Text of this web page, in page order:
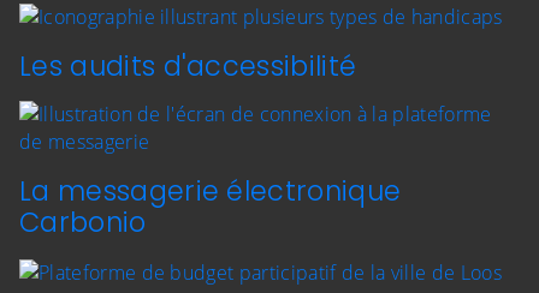
Les audits d'accessibilité
La messagerie électronique
Carbonio